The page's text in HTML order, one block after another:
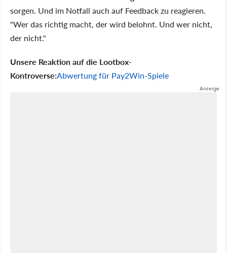
sorgen. Und im Notfall auch auf Feedback zu reagieren.
"Wer das richtig macht, der wird belohnt. Und wer nicht,
der nicht."
Unsere Reaktion auf die Lootbox-
Kontroverse:Abwertung für Pay2Win-Spiele